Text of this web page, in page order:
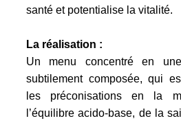
santé et potentialise la vitalité.
La réalisation :
Un menu concentré en
subtilement composée, qui
les préconisations en la
l’équilibre acido-base, de la